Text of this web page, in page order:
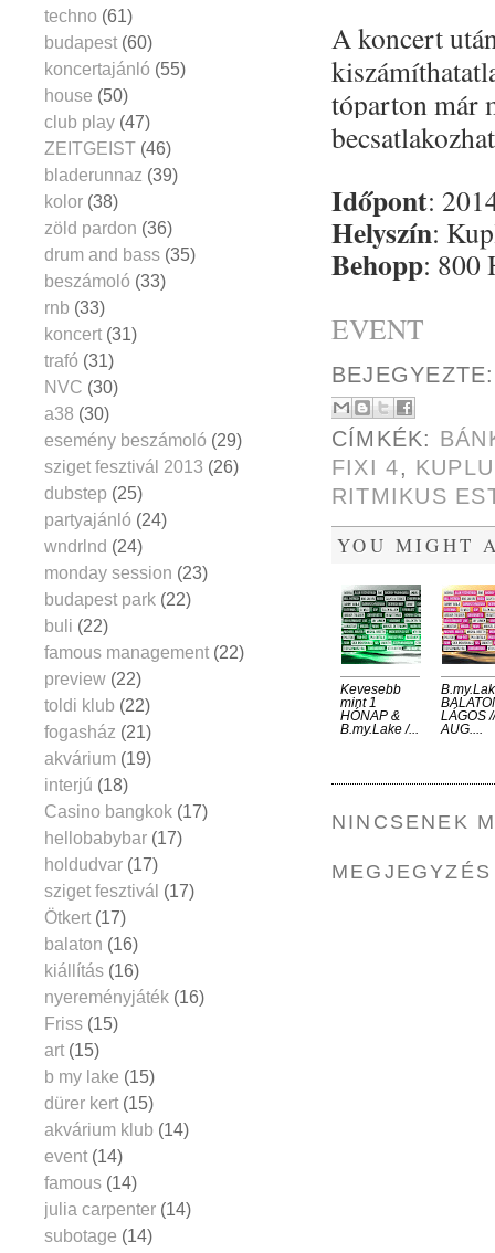
A koncert
tóparton már
Időpont:
Helyszín:
Behopp: 800
EVENT
CÍMKÉK:
FIXI 4,
RITMIKUS
YOU MIGHT
Kevesebb
mint 1
HÓNAP &
B.my.Lake /...
LÁGOS //
AUG....
NINCSENEK
techno (61)
budapest (60)
koncertajánló (55)
house (50)
club play (47)
ZEITGEIST (46)
bladerunnaz (39)
kolor (38)
zöld pardon (36)
drum and bass (35)
beszámoló (33)
rnb (33)
koncert (31)
trafó (31)
NVC (30)
a38 (30)
esemény beszámoló (29)
sziget fesztivál 2013 (26)
dubstep (25)
partyajánló (24)
wndrlnd (24)
monday session (23)
budapest park (22)
buli (22)
famous management (22)
preview (22)
toldi klub (22)
fogasház (21)
akvárium (19)
interjú (18)
Casino bangkok (17)
hellobabybar (17)
holdudvar (17)
sziget fesztivál (17)
Ötkert (17)
balaton (16)
kiállítás (16)
nyereményjáték (16)
Friss (15)
art (15)
b my lake (15)
dürer kert (15)
akvárium klub (14)
event (14)
famous (14)
julia carpenter (14)
subotage (14)